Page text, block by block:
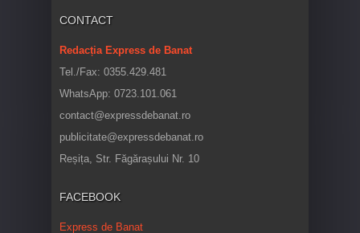
CONTACT
Redacția Express de Banat
Tel./Fax: 0355.429.481
WhatsApp: 0723.101.061
contact@expressdebanat.ro
publicitate@expressdebanat.ro
Reșița, Str. Făgărașului Nr. 10
FACEBOOK
Express de Banat